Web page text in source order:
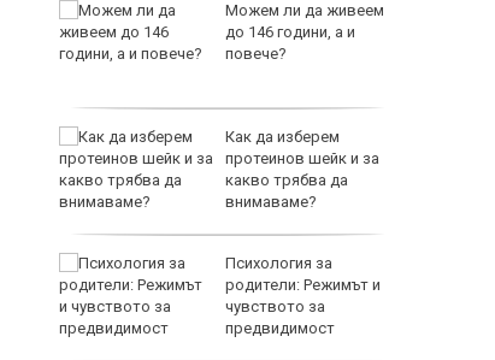
Можем ли да живеем
до 146 години, а и
повече?
Как да изберем
протеинов шейк и за
какво трябва да
внимаваме?
Психология за
родители: Режимът и
чувството за
предвидимост